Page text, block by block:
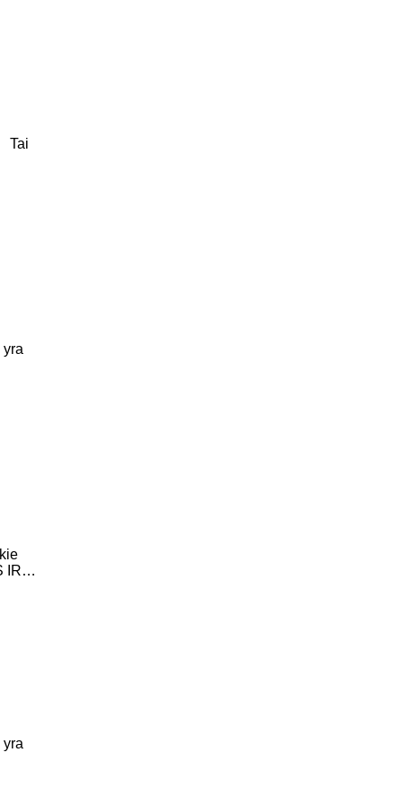
Tai
IR…